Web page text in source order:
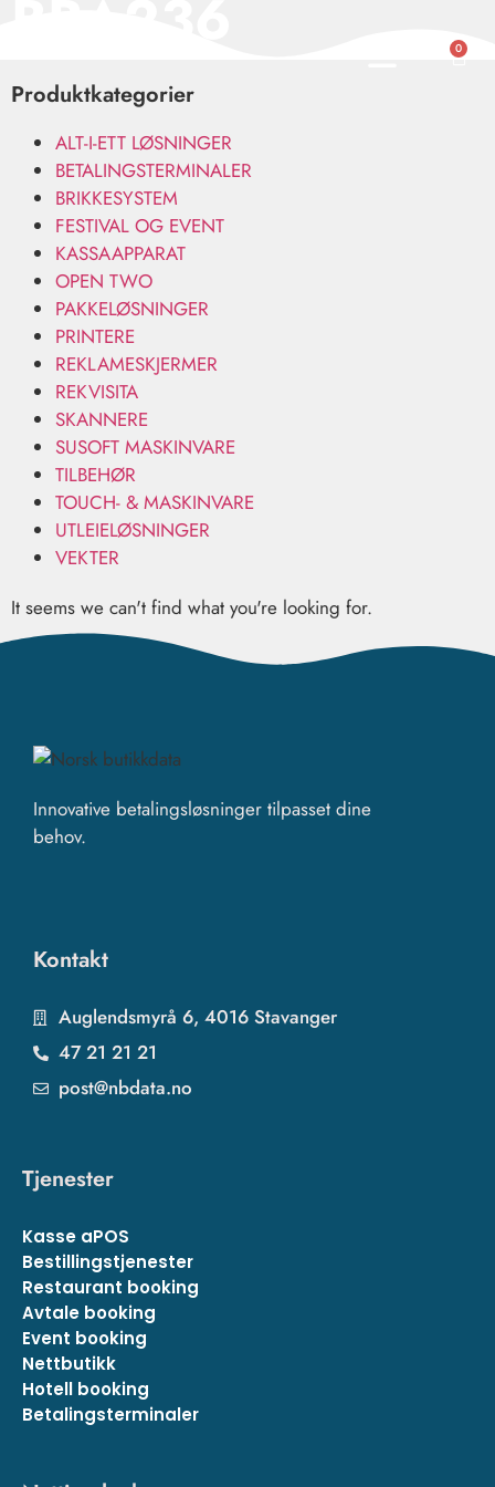
0
Produktkategorier
ALT-I-ETT LØSNINGER
BETALINGSTERMINALER
BRIKKESYSTEM
FESTIVAL OG EVENT
KASSAAPPARAT
OPEN TWO
PAKKELØSNINGER
PRINTERE
REKLAMESKJERMER
REKVISITA
SKANNERE
SUSOFT MASKINVARE
TILBEHØR
TOUCH- & MASKINVARE
UTLEIELØSNINGER
VEKTER
It seems we can't find what you're looking for.
Innovative betalingsløsninger tilpasset dine
behov.
Kontakt
Auglendsmyrå 6, 4016 Stavanger
47 21 21 21
post@nbdata.no
Tjenester
Kasse aPOS
Bestillingstjenester
Restaurant booking
Avtale booking
Event booking
Nettbutikk
Hotell booking
Betalingsterminaler